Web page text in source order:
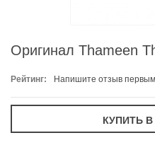
Оригинал Thameen
Рейтинг: Напишите отзыв